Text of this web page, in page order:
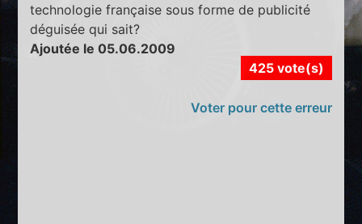
technologie française sous forme de publicité
déguisée qui sait?
Ajoutée le 05.06.2009
425 vote(s)
Voter pour cette erreur